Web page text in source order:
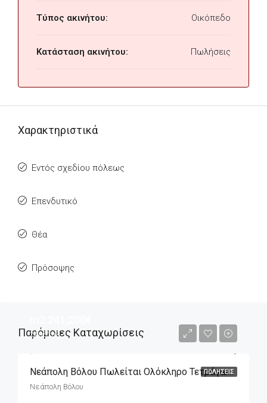
Τύπος ακινήτου: Οικόπεδο
Κατάσταση ακινήτου: Πωλήσεις
Χαρακτηριστικά
Εντός σχεδίου πόλεως
Επενδυτικό
Θέα
Πρόσοψης
Παρόμοιες Καταχωρίσεις
ΠΩΛΉΣΕΙΣ
240€/m2
Νεάπολη Βόλου Πωλείται Ολόκληρο Τετράγωνο Που Αποτελείται Από Επτά Οικόπεδα
Νεάπολη Βόλου